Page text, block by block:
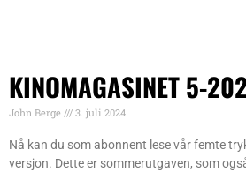
KINOMAGASINET 5-
John Berge 3. juli 2024
Nå kan du som abonnent lese vår femte
versjon. Dette er sommerutgaven, som